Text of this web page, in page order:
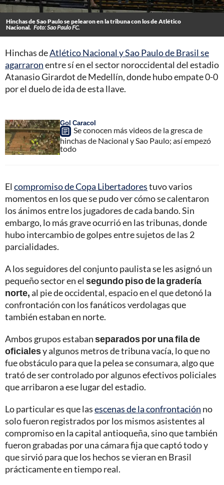
Hinchas de Sao Paulo se pelearon en la tribuna con los de Atlético
Nacional. Foto: Sao Paulo FC.
Hinchas deAtlético Nacional y Sao Paulo de Brasil se
agarraronentre sí en el sector noroccidental del estadio
Atanasio Girardot de Medellín, donde hubo empate 0-0
por el duelo de ida de esta llave.
Gol Caracol
Se conocen más videos de la gresca de
hinchas de Nacional y Sao Paulo; así empezó
todo
El compromiso de Copa Libertadorestuvo varios
momentos en los que se pudo ver cómo se calentaron
los ánimos entre los jugadores de cada bando. Sin
embargo, lo más grave ocurrió en las tribunas, donde
hubo intercambio de golpes entre sujetos de las 2
parcialidades.
A los seguidores del conjunto paulista se les asignó un
pequeño sector en el segundo piso de la gradería
norte,al pie de occidental, espacio en el que detonó la
confrontación con los fanáticos verdolagas que
también estaban en norte.
Ambos grupos estabanseparados por una fila de
oficialesy algunos metros de tribuna vacía, lo que no
fue obstáculo para que la pelea se consumara, algo que
trató de ser controlado por algunos efectivos policiales
que arribaron a ese lugar del estadio.
Lo particular es que lasescenas de la confrontación no
solo fueron registrados por los mismos asistentes al
compromiso en la capital antioqueña, sino que también
fueron grabadas por una cámara fija que captó todo y
que sirvió para que los hechos se vieran en Brasil
prácticamente en tiempo real.